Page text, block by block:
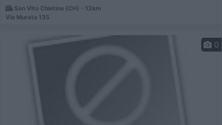
San Vito Chietino (CH) - 12km
Via Murata 135
0